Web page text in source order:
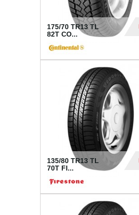
175/70 TR13 TL
82T CO...
135/80 TR13 TL
70T FI...